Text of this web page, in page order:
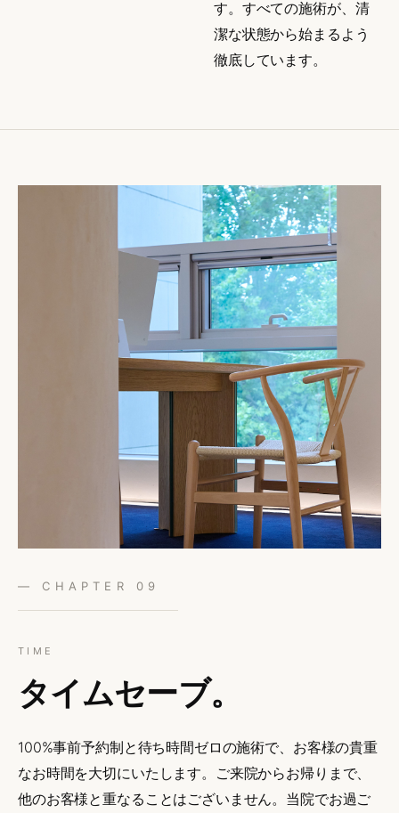
す。すべての施術が、清
潔な状態から始まるよう
徹底しています。
— CHAPTER 09
TIME
タイムセーブ。
100%事前予約制と待ち時間ゼロの施術で、お客様の貴重
なお時間を大切にいたします。ご来院からお帰りまで、
他のお客様と重なることはございません。当院でお過ご